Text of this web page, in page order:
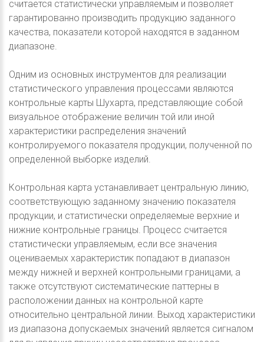
считается статистически управляемым и позволяет
гарантированно производить продукцию заданного
качества, показатели которой находятся в заданном
диапазоне.
Одним из основных инструментов для реализации
статистического управления процессами являются
контрольные карты Шухарта, представляющие собой
визуальное отображение величин той или иной
характеристики распределения значений
контролируемого показателя продукции, полученной по
определенной выборке изделий.
Контрольная карта устанавливает центральную линию,
соответствующую заданному значению показателя
продукции, и статистически определяемые верхние и
нижние контрольные границы. Процесс считается
статистически управляемым, если все значения
оцениваемых характеристик попадают в диапазон
между нижней и верхней контрольными границами, а
также отсутствуют систематические паттерны в
расположении данных на контрольной карте
относительно центральной линии. Выход характеристики
из диапазона допускаемых значений является сигналом